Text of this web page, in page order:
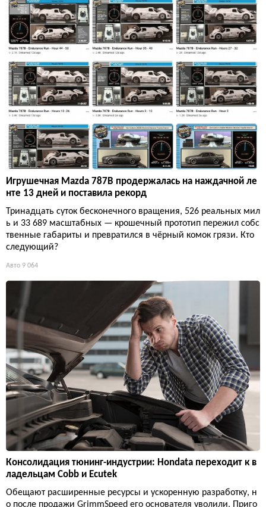
Игрушечная Mazda 787B продержалась на наждачной ле
нте 13 дней и поставила рекорд
Тринадцать суток бесконечного вращения, 526 реальных мил
ь и 33 689 масштабных — крошечный прототип пережил собс
твенные габариты и превратился в чёрный комок грязи. Кто
следующий?
Авто 9 064
Консолидация тюнинг-индустрии: Hondata переходит к в
ладельцам Cobb и Ecutek
Обещают расширенные ресурсы и ускоренную разработку, н
о после продажи GrimmSpeed его основателя уволили. Приго